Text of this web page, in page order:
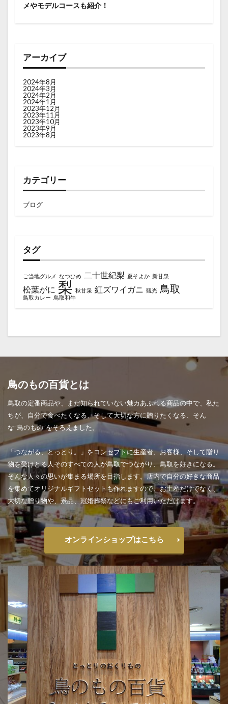
メやモデルコースも紹介！
アーカイブ
2024年8月
2024年3月
2024年2月
2024年1月
2023年12月
2023年11月
2023年10月
2023年9月
2023年8月
カテゴリー
ブログ
タグ
ご当地グルメ なつひめ 二十世紀梨 夏そよか 新甘泉
松葉がに 梨 秋甘泉 紅ズワイガニ 観光 鳥取
鳥取カレー 鳥取和牛
鳥のもの百貨とは
鳥取の定番商品や、まだ知られていない魅カあふれる商品の中で、私た
ちが、自分で食べたくなる、そして大切な方に贈りたくなる、そん
な”鳥のもの”をそろえました。
「つながる、とっとり。」をコンセプトに生産者、お客様、そして贈り
物を受けとる人そのすべての人が鳥取でつながり、鳥取を好きになる。
そんな人々の思いが集まる場所を目指します。店内で自分の好きな商品
を集めてオリジナルギフトセットも作れますので、お土産だけでなく、
大切な贈り物や、景品、冠婚葬祭などにもご利用いただけます。
オンラインショップはこちら